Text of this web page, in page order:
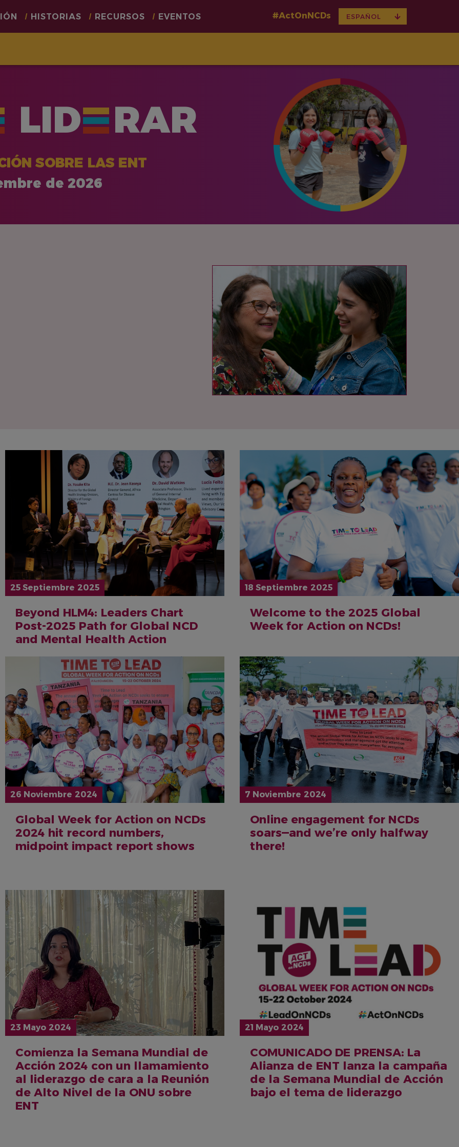
HISTORIAS RECURSOS EVENTOS #ActOnNCDs ESPAÑOL
DROPDOWN
LID RAR
SOBRE LAS ENT
de 2026
25 Septiembre 2025
Beyond HLM4: Leaders Chart
Post-2025 Path for Global NCD
and Mental Health Action
18 Septiembre 2025
Welcome to the 2025 Global
Week for Action on NCDs!
26 Noviembre 2024
Global Week for Action on NCDs
2024 hit record numbers,
midpoint impact report shows
7 Noviembre 2024
IMAGEN
Online engagement for NCDs
soars—and we’re only halfway
there!
23 Mayo 2024
IMAGEN
Comienza la Semana Mundial de
Acción 2024 con un llamamiento
al liderazgo de cara a la Reunión
de Alto Nivel de la ONU sobre
ENT
21 Mayo 2024
COMUNICADO DE PRENSA: La
Alianza de ENT lanza la campaña
de la Semana Mundial de Acción
bajo el tema de liderazgo